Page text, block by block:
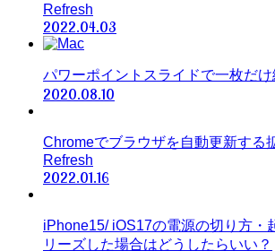
Refresh
2022.04.03
パワーポイントスライドで一枚だ
2020.08.10
Chromeでブラウザを自動更新する
Refresh
2022.01.16
iPhone15/ iOS17の電源の切り方・
リーズした場合はどうしたらいい？